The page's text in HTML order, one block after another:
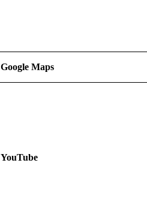
Google Maps
YouTube